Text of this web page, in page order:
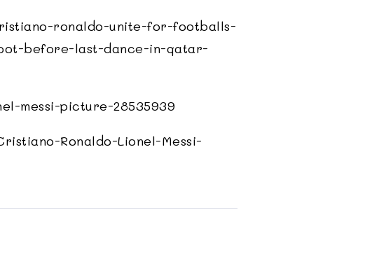
ronaldo-unite-for-footballs-
before-last-dance-in-qatar-
messi-picture-28535939
Ronaldo-Lionel-Messi-